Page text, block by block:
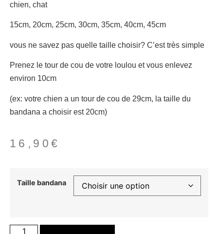
chien, chat
15cm, 20cm, 25cm, 30cm, 35cm, 40cm, 45cm
vous ne savez pas quelle taille choisir? C’est très simple
Prenez le tour de cou de votre loulou et vous enlevez
environ 10cm
(ex: votre chien a un tour de cou de 29cm, la taille du
bandana a choisir est 20cm)
16,90 €
Taille bandana